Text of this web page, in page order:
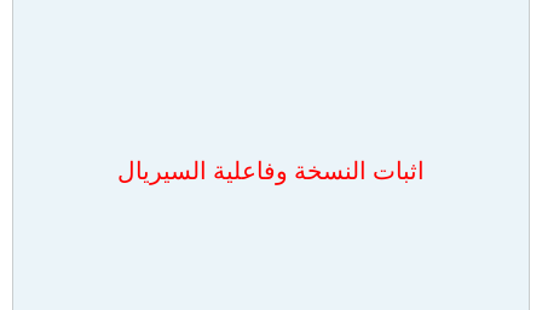
اثبات النسخة وفاعلية السيريال